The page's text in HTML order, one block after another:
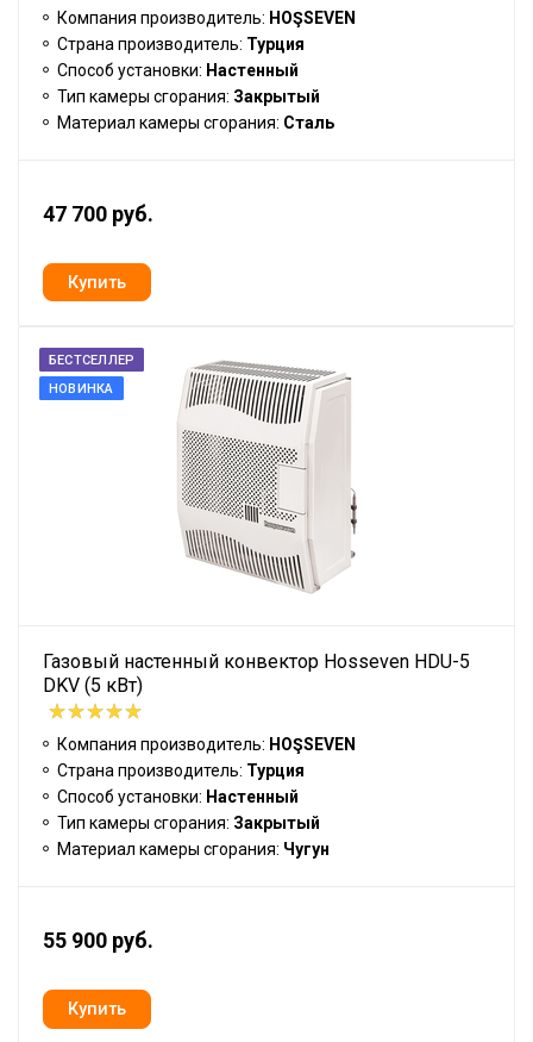
Компания производитель: HOŞSEVEN
Страна производитель: Турция
Способ установки: Настенный
Тип камеры сгорания: Закрытый
Материал камеры сгорания: Сталь
47 700 руб.
БЕСТСЕЛЛЕР
НОВИНКА
Газовый настенный конвектор Hosseven HDU-5
DKV (5 кВт)
Компания производитель: HOŞSEVEN
Страна производитель: Турция
Способ установки: Настенный
Тип камеры сгорания: Закрытый
Материал камеры сгорания: Чугун
55 900 руб.